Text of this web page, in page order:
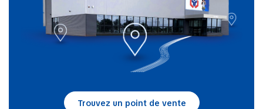
Trouvez un point de vente